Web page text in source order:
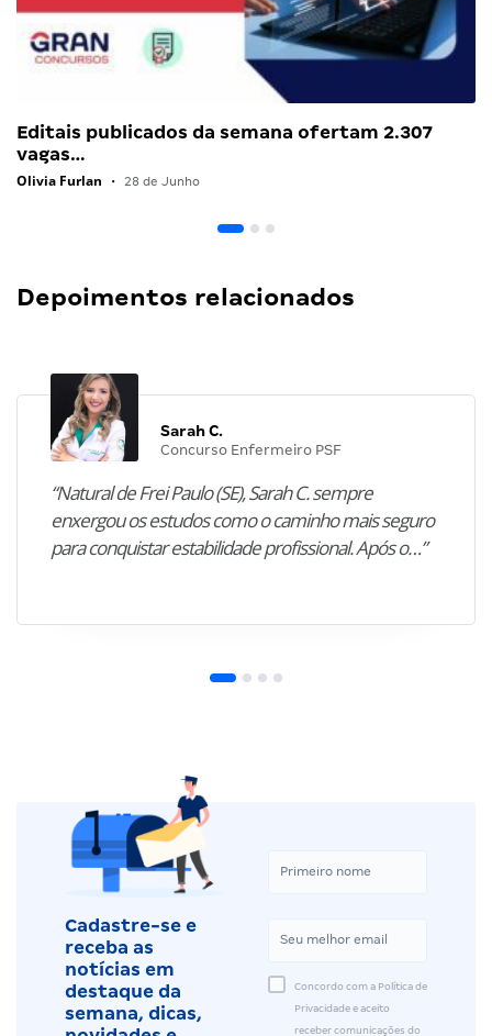
Editais publicados da semana ofertam 2.307
vagas…
Olivia Furlan • 28 de Junho
Depoimentos relacionados
Sarah C.
Concurso Enfermeiro PSF
“Natural de Frei Paulo (SE), Sarah C. sempre
enxergou os estudos como o caminho mais seguro
para conquistar estabilidade profissional. Após o…”
Cadastre-se e
receba as
notícias em
destaque da
semana, dicas,
Concordo com a Política de
Privacidade e aceito
receber comunicações do